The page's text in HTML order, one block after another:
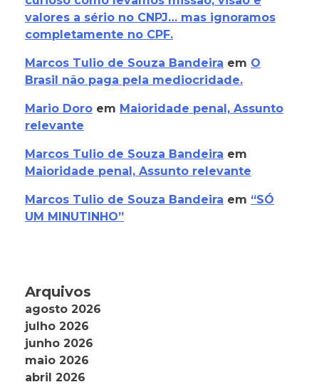
valores a sério no CNPJ… mas ignoramos
completamente no CPF.
Marcos Tulio de Souza Bandeira em O
Brasil não paga pela mediocridade.
Mario Doro em Maioridade penal, Assunto
relevante
Marcos Tulio de Souza Bandeira em
Maioridade penal, Assunto relevante
Marcos Tulio de Souza Bandeira em “SÓ
UM MINUTINHO”
Arquivos
agosto 2026
julho 2026
junho 2026
maio 2026
abril 2026